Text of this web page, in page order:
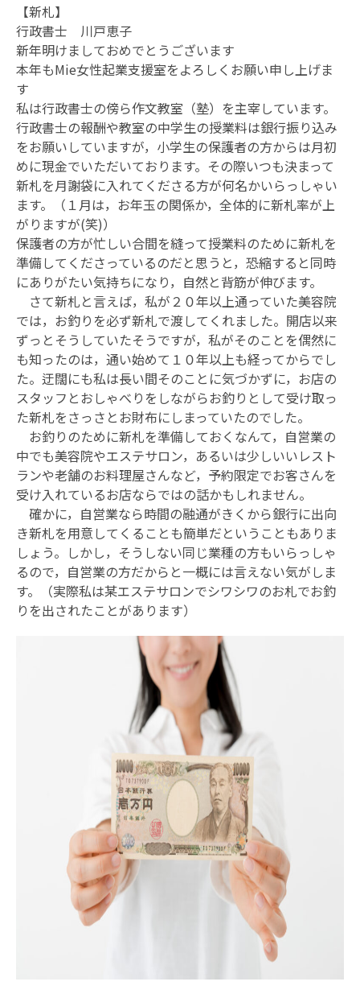
【新札】
行政書士 川戸恵子
新年明けましておめでとうございます
本年もMie女性起業支援室をよろしくお願い申し上げま
す
私は行政書士の傍ら作文教室（塾）を主宰しています。
行政書士の報酬や教室の中学生の授業料は銀行振り込み
をお願いしていますが，小学生の保護者の方からは月初
めに現金でいただいております。その際いつも決まって
新札を月謝袋に入れてくださる方が何名かいらっしゃい
ます。（１月は，お年玉の関係か，全体的に新札率が上
がりますが(笑)）
保護者の方が忙しい合間を縫って授業料のために新札を
準備してくださっているのだと思うと，恐縮すると同時
にありがたい気持ちになり，自然と背筋が伸びます。
さて新札と言えば，私が２０年以上通っていた美容院
では，お釣りを必ず新札で渡してくれました。開店以来
ずっとそうしていたそうですが，私がそのことを偶然に
も知ったのは，通い始めて１０年以上も経ってからでし
た。迂闊にも私は長い間そのことに気づかずに，お店の
スタッフとおしゃべりをしながらお釣りとして受け取っ
た新札をさっさとお財布にしまっていたのでした。
お釣りのために新札を準備しておくなんて，自営業の
中でも美容院やエステサロン，あるいは少しいいレスト
ランや老舗のお料理屋さんなど，予約限定でお客さんを
受け入れているお店ならではの話かもしれません。
確かに，自営業なら時間の融通がきくから銀行に出向
き新札を用意してくることも簡単だということもありま
しょう。しかし，そうしない同じ業種の方もいらっしゃ
るので，自営業の方だからと一概には言えない気がしま
す。（実際私は某エステサロンでシワシワのお札でお釣
りを出されたことがあります）